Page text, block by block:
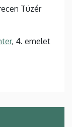
Tüzér
, 4. emelet